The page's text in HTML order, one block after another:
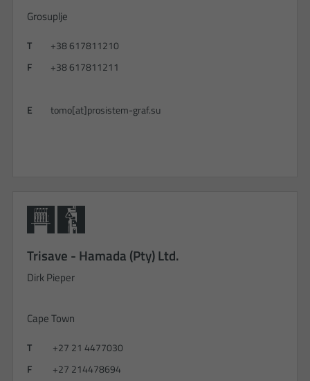
Grosuplje
T
+38 617811210
F
+38 617811211
E tomo[at]prosistem-graf.su
Trisave - Hamada (Pty) Ltd.
Dirk Pieper
Cape Town
T
+27 21 4477030
F
+27 214478694